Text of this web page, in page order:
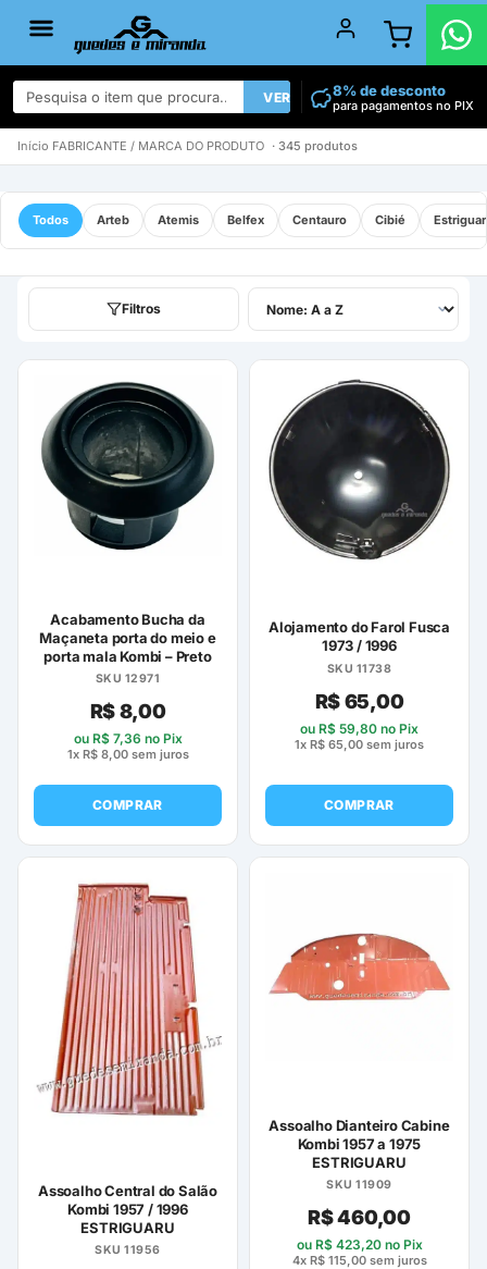
VER TODOS8% de desconto
para pagamentos no PIX
Início FABRICANTE / MARCA DO PRODUTO · 345 produtos
Todos Arteb Atemis Belfex Centauro Cibié
Filtros
Acabamento Bucha da
Maçaneta porta do meio e
porta mala Kombi – Preto
SKU 12971
R$8,00
ou R$7,36 no Pix
1x R$8,00sem juros
COMPRAR
Alojamento do Farol Fusca
1973 / 1996
SKU 11738
R$65,00
ou R$ 59,80 no Pix
1x R$ 65,00 sem juros
COMPRAR
Assoalho Central do Salão
Kombi 1957 / 1996
ESTRIGUARU
SKU 11956
Assoalho Dianteiro Cabine
Kombi 1957 a 1975
ESTRIGUARU
SKU 11909
R$460,00
ou R$423,20no Pix
4x R$115,00sem juros